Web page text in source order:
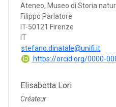
Ateneo, Museo di Storia
Filippo Parlatore
IT-50121 Firenze
IT
stefano.dinatale@unifi.it
https://orcid.org/0000-
Elisabetta Lori
Créateur